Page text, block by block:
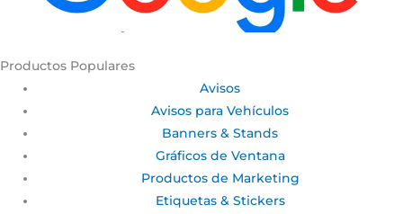
Productos Populares
Avisos
Avisos para Vehículos
Banners & Stands
Gráficos de Ventana
Productos de Marketing
Etiquetas & Stickers